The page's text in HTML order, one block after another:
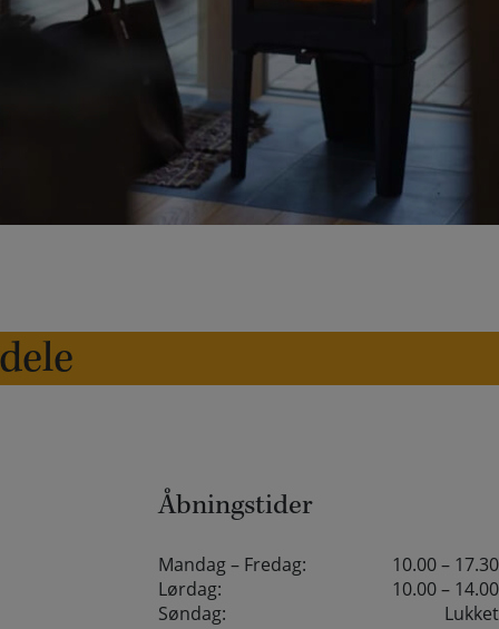
Åbningstider
Mandag – Fredag:
10.00 – 17.30
Lørdag:
10.00 – 14.00
Søndag:
Lukket